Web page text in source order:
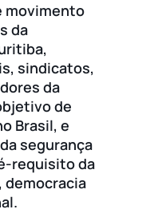
movimento
da
sindicatos,
da
de
Brasil, e
segurança
requisito da
democracia